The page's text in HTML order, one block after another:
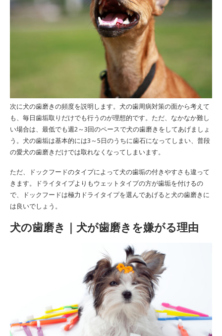
次に犬の歯磨きの頻度を説明します。犬の歯周病対策の面から考えて
も、毎日歯垢取りだけでも行うのが理想的です。ただ、なかなか難し
い場合は、最低でも週2～3回のペースで犬の歯磨きをしてあげましょ
う。犬の歯垢は基本的には3～5日のうちに歯石になってしまい、普段
の愛犬の歯磨きだけでは取れなくなってしまいます。
ただ、ドックフードのタイプによって犬の歯垢の付きやすさも違って
きます。ドライタイプよりもウェットタイプの方が歯垢を付けるの
で、ドックフードは極力ドライタイプを選んであげると犬の歯磨きに
は良いでしょう。
犬の歯磨き｜犬が歯磨きを嫌がる理由